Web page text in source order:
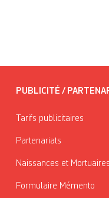
PUBLICITÉ /
Tarifs publicitaires
Partenariats
Naissances et Mortuaires
Formulaire Mémento